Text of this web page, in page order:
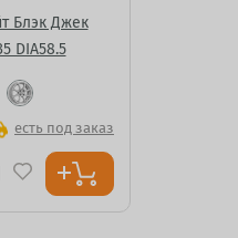
Блэк Джек
DIA58.5
есть под заказ